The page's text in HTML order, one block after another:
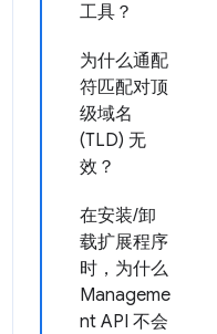
工具？
为什么通配
符匹配对顶
级域名
(TLD) 无
效？
在安装/卸
载扩展程序
时，为什么
Manageme
nt API 不会